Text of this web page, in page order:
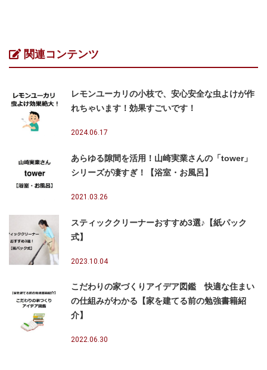
関連コンテンツ
レモンユーカリの小枝で、安心安全な虫よけが作
れちゃいます！効果すごいです！
2024.06.17
あらゆる隙間を活用！山崎実業さんの「tower」
シリーズが凄すぎ！【浴室・お風呂】
2021.03.26
スティッククリーナーおすすめ3選♪【紙パック
式】
2023.10.04
こだわりの家づくりアイデア図鑑 快適な住まい
の仕組みがわかる【家を建てる前の勉強書籍紹
介】
2022.06.30